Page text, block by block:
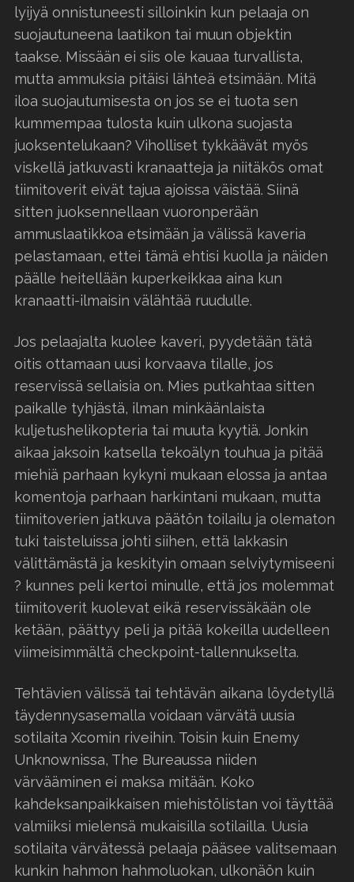
lyijyä onnistuneesti silloinkin kun pelaaja on
suojautuneena laatikon tai muun objektin
taakse. Missään ei siis ole kauaa turvallista,
mutta ammuksia pitäisi lähteä etsimään. Mitä
iloa suojautumisesta on jos se ei tuota sen
kummempaa tulosta kuin ulkona suojasta
juoksentelukaan? Viholliset tykkäävät myös
viskellä jatkuvasti kranaatteja ja niitäkös omat
tiimitoverit eivät tajua ajoissa väistää. Siinä
sitten juoksennellaan vuoronperään
ammuslaatikkoa etsimään ja välissä kaveria
pelastamaan, ettei tämä ehtisi kuolla ja näiden
päälle heitellään kuperkeikkaa aina kun
kranaatti-ilmaisin välähtää ruudulle.
Jos pelaajalta kuolee kaveri, pyydetään tätä
oitis ottamaan uusi korvaava tilalle, jos
reservissä sellaisia on. Mies putkahtaa sitten
paikalle tyhjästä, ilman minkäänlaista
kuljetushelikopteria tai muuta kyytiä. Jonkin
aikaa jaksoin katsella tekoälyn touhua ja pitää
miehiä parhaan kykyni mukaan elossa ja antaa
komentoja parhaan harkintani mukaan, mutta
tiimitoverien jatkuva päätön toilailu ja olematon
tuki taisteluissa johti siihen, että lakkasin
välittämästä ja keskityin omaan selviytymiseeni
? kunnes peli kertoi minulle, että jos molemmat
tiimitoverit kuolevat eikä reservissäkään ole
ketään, päättyy peli ja pitää kokeilla uudelleen
viimeisimmältä checkpoint-tallennukselta.
Tehtävien välissä tai tehtävän aikana löydetyllä
täydennysasemalla voidaan värvätä uusia
sotilaita Xcomin riveihin. Toisin kuin Enemy
Unknownissa, The Bureaussa niiden
värvääminen ei maksa mitään. Koko
kahdeksanpaikkaisen miehistölistan voi täyttää
valmiiksi mielensä mukaisilla sotilailla. Uusia
sotilaita värvätessä pelaaja pääsee valitsemaan
kunkin hahmon hahmoluokan, ulkonäön kuin